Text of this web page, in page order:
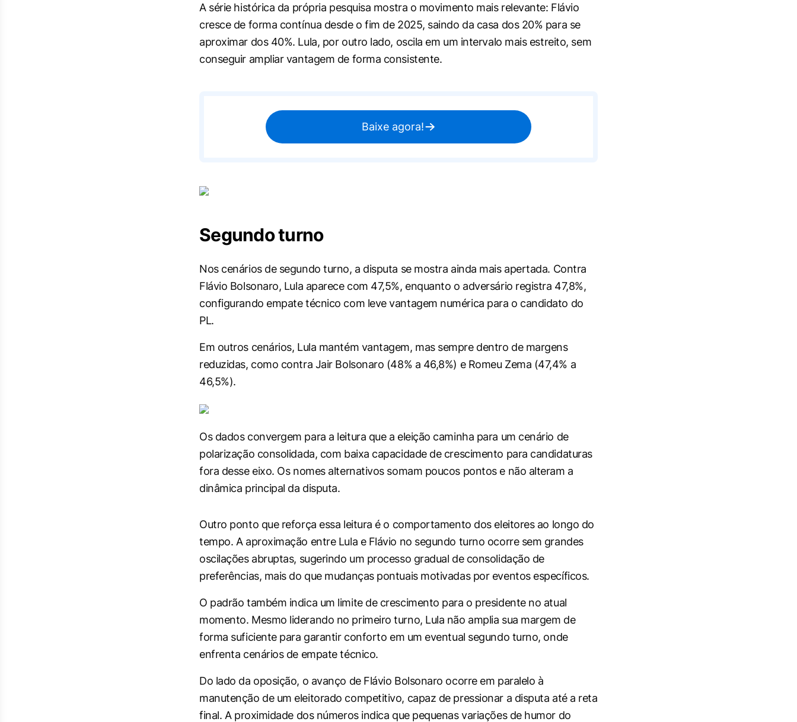
A série histórica da própria pesquisa mostra o movimento mais relevante: Flávio
cresce de forma contínua desde o fim de 2025, saindo da casa dos 20% para se
aproximar dos 40%. Lula, por outro lado, oscila em um intervalo mais estreito, sem
conseguir ampliar vantagem de forma consistente.
Baixe agora!
Segundo turno
Nos cenários de segundo turno, a disputa se mostra ainda mais apertada. Contra
Flávio Bolsonaro, Lula aparece com 47,5%, enquanto o adversário registra 47,8%,
configurando empate técnico com leve vantagem numérica para o candidato do
PL.
Em outros cenários, Lula mantém vantagem, mas sempre dentro de margens
reduzidas, como contra Jair Bolsonaro (48% a 46,8%) e Romeu Zema (47,4% a
46,5%).
Os dados convergem para a leitura que a eleição caminha para um cenário de
polarização consolidada, com baixa capacidade de crescimento para candidaturas
fora desse eixo. Os nomes alternativos somam poucos pontos e não alteram a
dinâmica principal da disputa.
Outro ponto que reforça essa leitura é o comportamento dos eleitores ao longo do
tempo. A aproximação entre Lula e Flávio no segundo turno ocorre sem grandes
oscilações abruptas, sugerindo um processo gradual de consolidação de
preferências, mais do que mudanças pontuais motivadas por eventos específicos.
O padrão também indica um limite de crescimento para o presidente no atual
momento. Mesmo liderando no primeiro turno, Lula não amplia sua margem de
forma suficiente para garantir conforto em um eventual segundo turno, onde
enfrenta cenários de empate técnico.
Do lado da oposição, o avanço de Flávio Bolsonaro ocorre em paralelo à
manutenção de um eleitorado competitivo, capaz de pressionar a disputa até a reta
final. A proximidade dos números indica que pequenas variações de humor do